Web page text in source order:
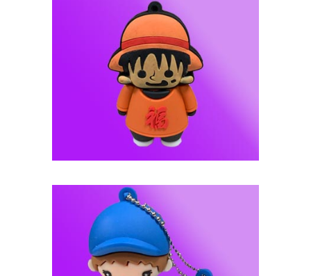
فلش مموری عروسکی -- کد J101
فلش مموری عروسکی -- کد J100